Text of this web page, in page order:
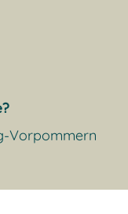
Vorpommern